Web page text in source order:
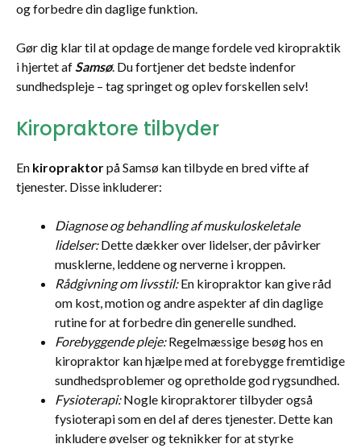
og forbedre din daglige funktion.
Gør dig klar til at opdage de mange fordele ved kiropraktik
i hjertet afSamsø. Du fortjener det bedste indenfor
sundhedspleje – tag springet og oplev forskellen selv!
Kiropraktore tilbyder
En kiropraktorpå Samsø kan tilbyde en bred vifte af
tjenester. Disse inkluderer:
Diagnose og behandling af muskuloskeletale
lidelser:Dette dækker over lidelser, der påvirker
musklerne, leddene og nerverne i kroppen.
Rådgivning om livsstil:En kiropraktor kan give råd
om kost, motion og andre aspekter af din daglige
rutine for at forbedre din generelle sundhed.
Forebyggende pleje:Regelmæssige besøg hos en
kiropraktor kan hjælpe med at forebygge fremtidige
sundhedsproblemer og opretholde god rygsundhed.
Fysioterapi:Nogle kiropraktorer tilbyder også
fysioterapi som en del af deres tjenester. Dette kan
inkludere øvelser og teknikker for at styrke